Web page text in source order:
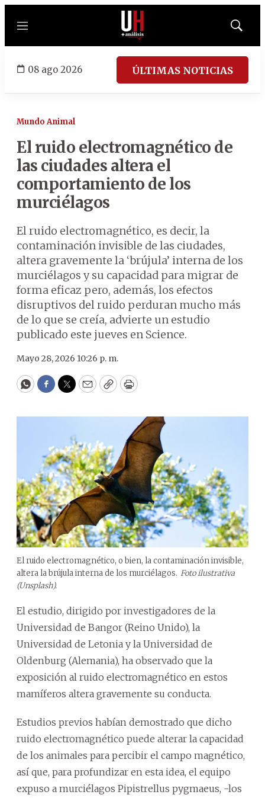
Menú
Mostrar
08 ago 2026 ÚLTIMAS NOTICIAS
Mundo Animal
El ruido electromagnético de
las ciudades altera el
comportamiento de los
murciélagos
El ruido electromagnético, es decir, la
contaminación invisible de las ciudades,
altera gravemente la ‘brújula’ interna de los
murciélagos y su capacidad para migrar de
forma eficaz pero, además, los efectos
disruptivos del ruido perduran mucho más
de lo que se creía, advierte un estudio
publicado este jueves en Science.
Mayo 28, 2026 10:26 p. m.
WhatsApp
Facebook
Twitter
EmailCopyPrint
El ruido electromagnético, o bien, la contaminación invisible,
altera la brújula interna de los murciélagos. Foto ilustrativa
(Unsplash).
El estudio, dirigido por investigadores de la
Universidad de Bangor (Reino Unido), la
Universidad de Letonia y la Universidad de
Oldenburg (Alemania), ha observado que la
exposición al ruido electromagnético en estos
mamíferos altera gravemente su conducta.
Estudios previos habían demostrado que dicho
ruido electromagnético puede alterar la capacidad
de los animales para percibir el campo magnético,
así que, para profundizar en esta idea, el equipo
expuso a murciélagos Pipistrellus pygmaeus, -los